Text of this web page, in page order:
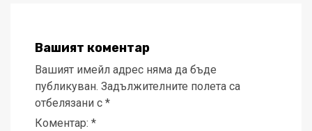
Вашият коментар
Вашият имейл адрес няма да бъде
публикуван. Задължителните полета са
отбелязани с *
Коментар: *